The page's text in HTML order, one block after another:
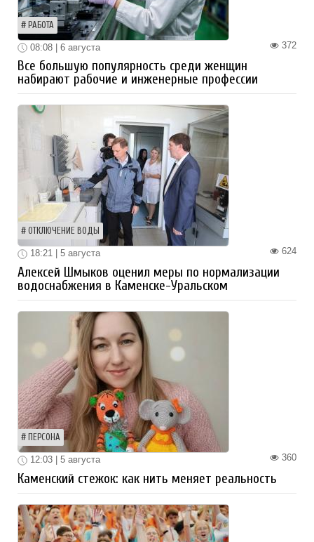
РАБОТА
372
08:08 | 6 августа
Все большую популярность среди женщин
набирают рабочие и инженерные профессии
ОТКЛЮЧЕНИЕ ВОДЫ
624
18:21 | 5 августа
Алексей Шмыков оценил меры по нормализации
водоснабжения в Каменске-Уральском
ПЕРСОНА
360
12:03 | 5 августа
Каменский стежок: как нить меняет реальность